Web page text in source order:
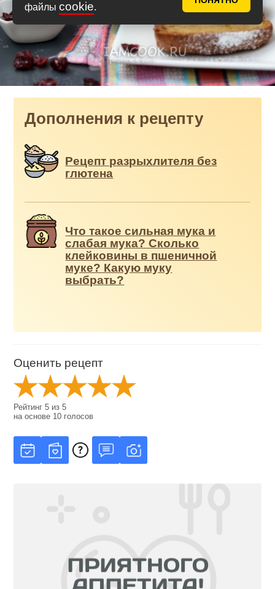
файлы cookie.
Дополнения к рецепту
Рецепт разрыхлителя без
глютена
Что такое сильная мука и
слабая мука? Сколько
клейковины в пшеничной
муке? Какую муку
выбрать?
Оценить рецепт
Рейтинг5 из5
на основе 10 голосов